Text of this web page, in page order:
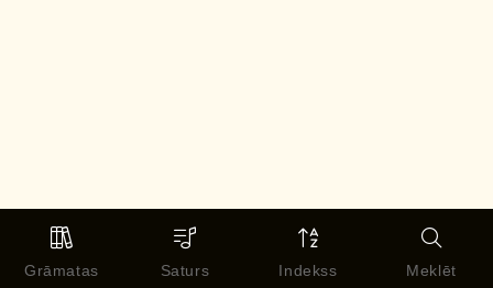
Grāmatas Saturs Indekss Meklēt